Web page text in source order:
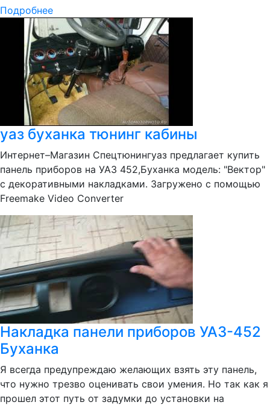
Подробнее
уаз буханка тюнинг кабины
Интернет–Магазин Спецтюнингуаз предлагает купить
панель приборов на УАЗ 452,Буханка модель: "Вектор"
с декоративными накладками. Загружено с помощью
Freemake Video Converter
Накладка панели приборов УАЗ-452
Буханка
Я всегда предупреждаю желающих взять эту панель,
что нужно трезво оценивать свои умения. Но так как я
прошел этот путь от задумки до установки на